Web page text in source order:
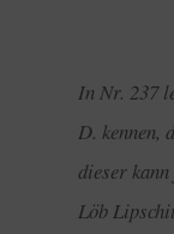
In Nr. 237
D. kennen,
dieser
Löb